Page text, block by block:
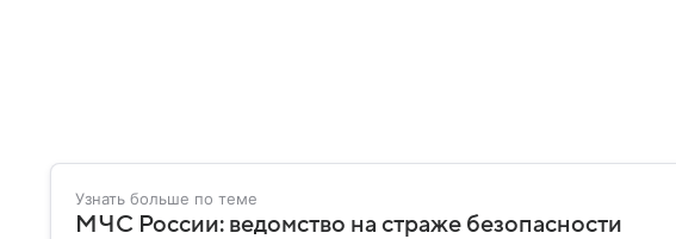
Узнать больше по теме
МЧС России: ведомство на страже безопасности